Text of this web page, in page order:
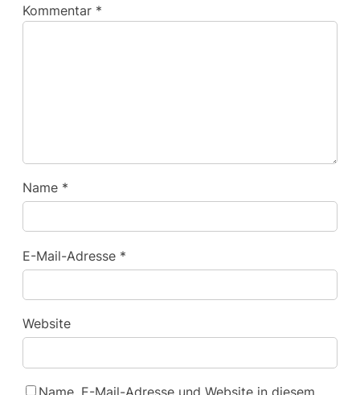
Kommentar *
Name *
E-Mail-Adresse *
Website